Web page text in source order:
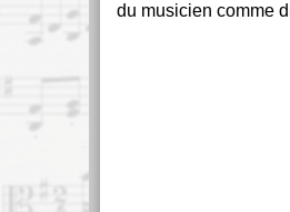
du musicien comme